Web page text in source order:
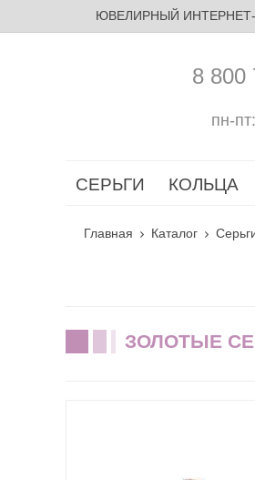
ЮВЕЛИРНЫЙ
8 800
пн-
СЕРЬГИ КОЛЬЦА
Главная Каталог
ЗОЛОТЫЕ